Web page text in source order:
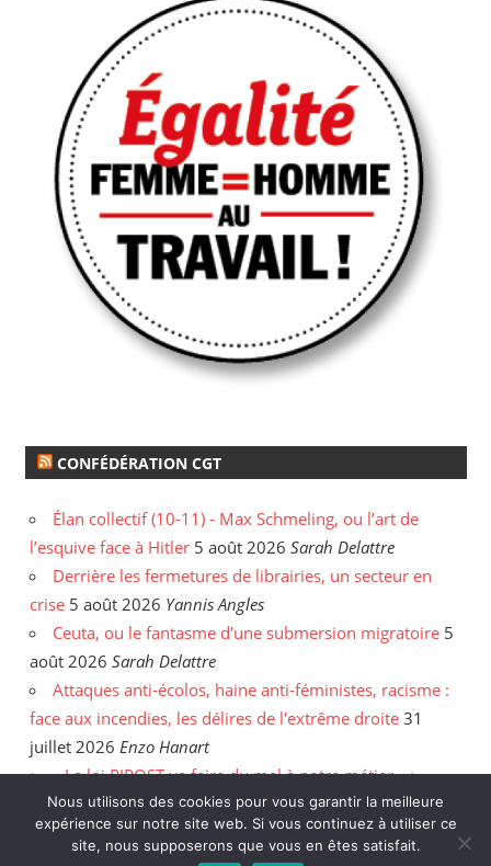
CONFÉDÉRATION CGT
Élan collectif (10-11) - Max Schmeling, ou l’art de
l’esquive face à Hitler 5 août 2026 Sarah Delattre
Derrière les fermetures de librairies, un secteur en
crise 5 août 2026 Yannis Angles
Ceuta, ou le fantasme d'une submersion migratoire 5
août 2026 Sarah Delattre
Attaques anti-écolos, haine anti-féministes, racisme :
face aux incendies, les délires de l'extrême droite 31
juillet 2026 Enzo Hanart
« La loi RIPOST va faire du mal à notre métier » :
entretien avec le policier Anthony Caillé 30 juillet 2026
Enzo Hanart
Nous utilisons des cookies pour vous garantir la meilleure
expérience sur notre site web. Si vous continuez à utiliser ce
site, nous supposerons que vous en êtes satisfait.